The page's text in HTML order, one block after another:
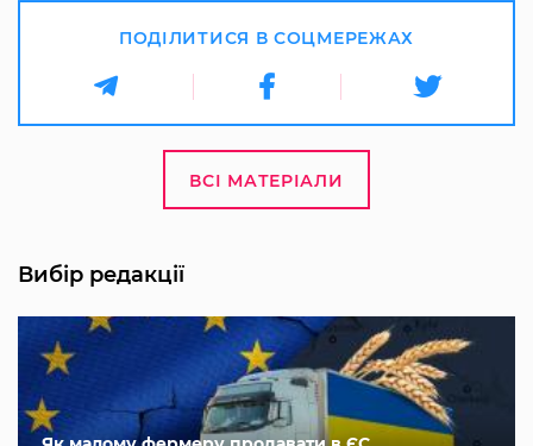
ПОДІЛИТИСЯ В СОЦМЕРЕЖАХ
ВСІ МАТЕРІАЛИ
Вибір редакції